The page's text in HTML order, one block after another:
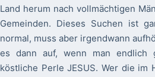
Land herum nach vollmächtigen
Gemeinden. Dieses Suchen ist
normal, muss aber irgendwann
es dann auf, wenn man endlich
köstliche Perle JESUS. Wer die im